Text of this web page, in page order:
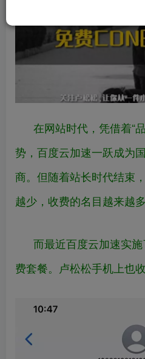
在网站时代，凭借着“
势，百度云加速一跃成为
商。但随着站长时代结束
越少，收费的名目越来越多
而最近百度云加速实
费套餐。卢松松手机上也